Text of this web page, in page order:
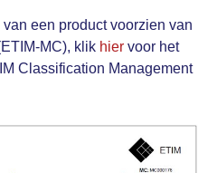
een product voorzien van
MC), klik hier voor het
Classification Management